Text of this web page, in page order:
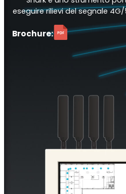
Ripetitore
Operatore singolo.
eseguire rilievi del segnale
Brochure: